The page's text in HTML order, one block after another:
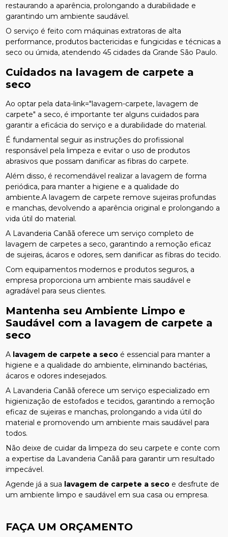
restaurando a aparência, prolongando a durabilidade e
garantindo um ambiente saudável.
O serviço é feito com máquinas extratoras de alta
performance, produtos bactericidas e fungicidas e técnicas a
seco ou úmida, atendendo 45 cidades da Grande São Paulo.
Cuidados na lavagem de carpete a
seco
Ao optar pela data-link="lavagem-carpete, lavagem de
carpete" a seco, é importante ter alguns cuidados para
garantir a eficácia do serviço e a durabilidade do material.
É fundamental seguir as instruções do profissional
responsável pela limpeza e evitar o uso de produtos
abrasivos que possam danificar as fibras do carpete.
Além disso, é recomendável realizar a lavagem de forma
periódica, para manter a higiene e a qualidade do
ambiente.A lavagem de carpete remove sujeiras profundas
e manchas, devolvendo a aparência original e prolongando a
vida útil do material.
A Lavanderia Canãã oferece um serviço completo de
lavagem de carpetes a seco, garantindo a remoção eficaz
de sujeiras, ácaros e odores, sem danificar as fibras do tecido.
Com equipamentos modernos e produtos seguros, a
empresa proporciona um ambiente mais saudável e
agradável para seus clientes.
Mantenha seu Ambiente Limpo e
Saudável com a lavagem de carpete a
seco
A lavagem de carpete a seco é essencial para manter a
higiene e a qualidade do ambiente, eliminando bactérias,
ácaros e odores indesejados.
A Lavanderia Canãã oferece um serviço especializado em
higienização de estofados e tecidos, garantindo a remoção
eficaz de sujeiras e manchas, prolongando a vida útil do
material e promovendo um ambiente mais saudável para
todos.
Não deixe de cuidar da limpeza do seu carpete e conte com
a expertise da Lavanderia Canãã para garantir um resultado
impecável.
Agende já a sua lavagem de carpete a seco e desfrute de
um ambiente limpo e saudável em sua casa ou empresa.
FAÇA UM ORÇAMENTO